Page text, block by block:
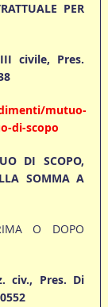
PER
civile, Pres.
mutuo-
di-scopo
DI SCOPO,
SOMMA A
O DOPO
civ., Pres. Di